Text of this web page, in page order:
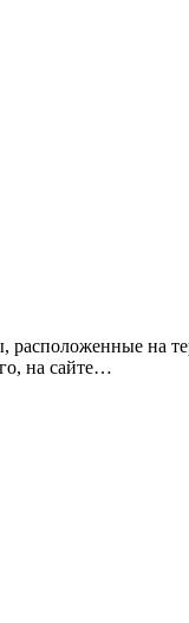
расположенные на
на сайте…